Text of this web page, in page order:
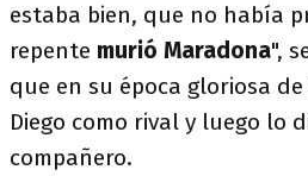
estaba bien, que no había
repente murió Maradona",
que en su época gloriosa de
Diego como rival y luego lo
compañero.